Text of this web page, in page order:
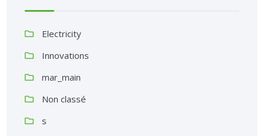
Electricity
Innovations
mar_main
Non classé
s